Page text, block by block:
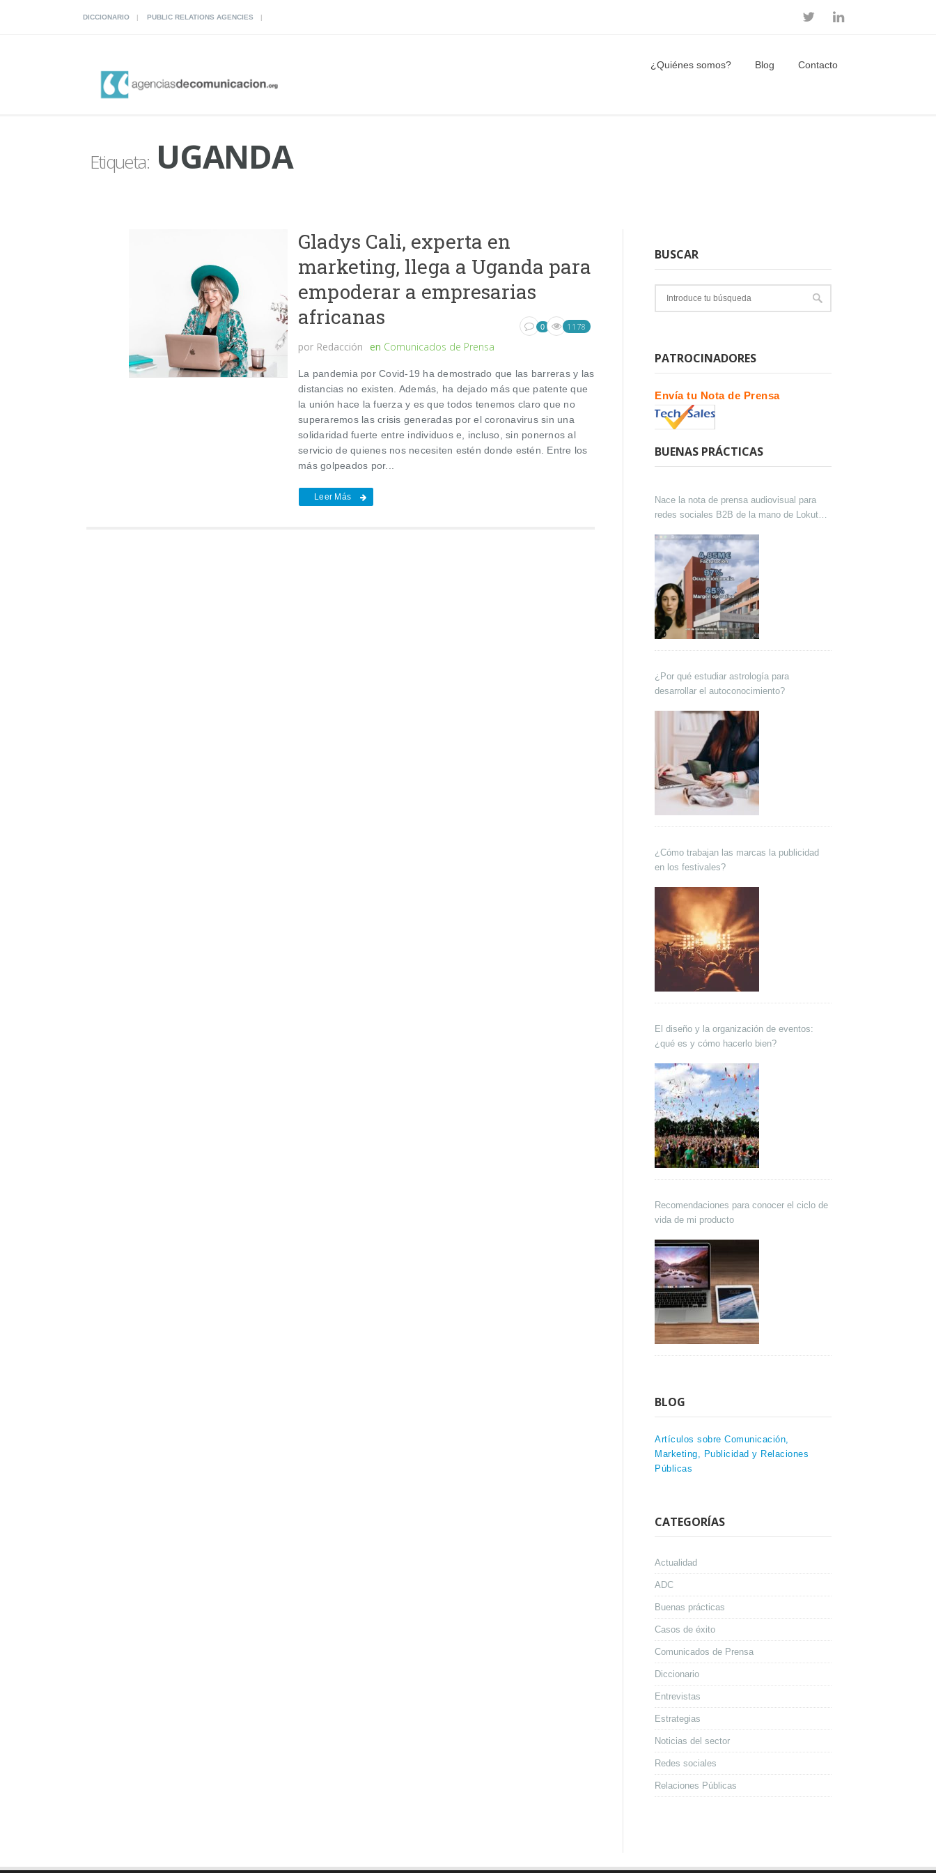
DICCIONARIO PUBLIC RELATIONS AGENCIES
¿Quiénes somos? Blog Contacto
Etiqueta:UGANDA
Gladys Cali, experta en
marketing, llega a Uganda para
empoderar a empresarias
africanas
por Redacción en Comunicados de Prensa
0 1178
La pandemia por Covid-19 ha demostrado que las barreras y las
distancias no existen. Además, ha dejado más que patente que
la unión hace la fuerza y es que todos tenemos claro que no
superaremos las crisis generadas por el coronavirus sin una
solidaridad fuerte entre individuos e, incluso, sin ponernos al
servicio de quienes nos necesiten estén donde estén. Entre los
más golpeados por...
Leer Más
BUSCAR
PATROCINADORES
Envía tu Nota de Prensa
BUENAS PRÁCTICAS
Nace la nota de prensa audiovisual para
redes sociales B2B de la mano de Lokutor
¿Por qué estudiar astrología para
desarrollar el autoconocimiento?
¿Cómo trabajan las marcas la publicidad
en los festivales?
El diseño y la organización de eventos:
¿qué es y cómo hacerlo bien?
Recomendaciones para conocer el ciclo de
vida de mi producto
BLOG
Artículos sobre Comunicación,
Marketing, Publicidad y Relaciones
Públicas
CATEGORÍAS
Actualidad
ADC
Buenas prácticas
Casos de éxito
Comunicados de Prensa
Diccionario
Entrevistas
Estrategias
Noticias del sector
Redes sociales
Relaciones Públicas